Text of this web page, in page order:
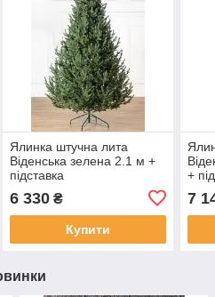
Ялинка штучна лита
Віденська зелена 2.1 м +
підставка
6 330₴
Купити
+
7